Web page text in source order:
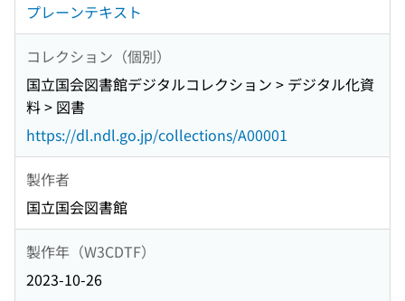
プレーンテキスト
コレクション（個別）
国立国会図書館デジタルコレクション > デジタル化資
料 > 図書
https://dl.ndl.go.jp/collections/A00001
製作者
国立国会図書館
製作年（W3CDTF）
2023-10-26